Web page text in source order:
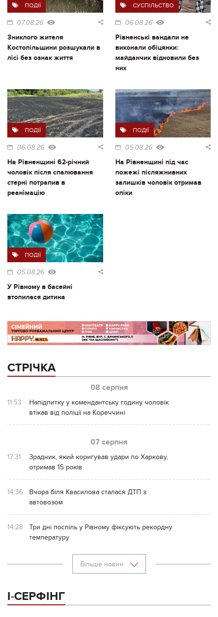
ПОДІЇ
07.08.26
Зниклого жителя
Костопільщини розшукали в
лісі без ознак життя
СУСПІЛЬСТВО
06.08.26
Рівненські вандали не
виконали обіцянки:
майданчик відновили без
них
ПОДІЇ
06.08.26
На Рівненщині 62-річний
чоловік після спалювання
стерні потрапив в
реанімацію
ПОДІЇ
05.08.26
На Рівненщині під час
пожежі післяжнивних
залишків чоловік отримав
опіки
ПОДІЇ
05.08.26
У Рівному в басейні
втопилася дитина
СТРІЧКА
08 серпня
11:53
Напідпитку у комендантську годину чоловік
втікав від поліції на Кореччині
07 серпня
17:31
Зрадник, який коригував удари по Харкову,
отримав 15 років
14:36
Вчора біля Квасилова сталася ДТП з
автовозом
14:28
Три дні поспіль у Рівному фіксують рекордну
температуру
Більше новин
І-СЕРФІНГ